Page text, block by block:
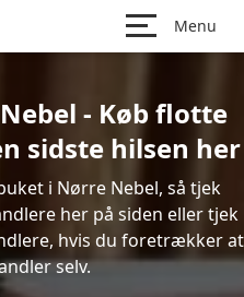
Menu
- Køb flotte
sidste hilsen her
i Nørre Nebel, så tjek
her på siden eller tjek
hvis du foretrækker at
selv.